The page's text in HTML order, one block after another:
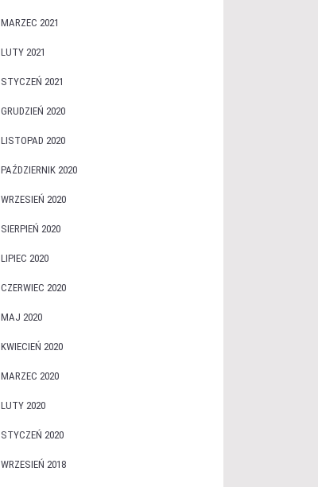
MARZEC 2021
LUTY 2021
STYCZEŃ 2021
GRUDZIEŃ 2020
LISTOPAD 2020
PAŹDZIERNIK 2020
WRZESIEŃ 2020
SIERPIEŃ 2020
LIPIEC 2020
CZERWIEC 2020
MAJ 2020
KWIECIEŃ 2020
MARZEC 2020
LUTY 2020
STYCZEŃ 2020
WRZESIEŃ 2018